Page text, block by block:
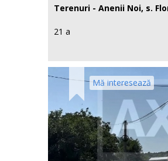
Terenuri - Anenii Noi, s.
21 a
Mă interesează